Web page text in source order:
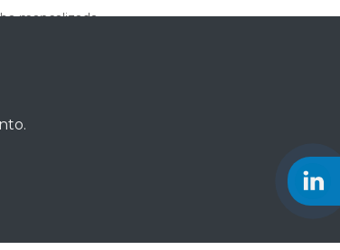
mancalizada